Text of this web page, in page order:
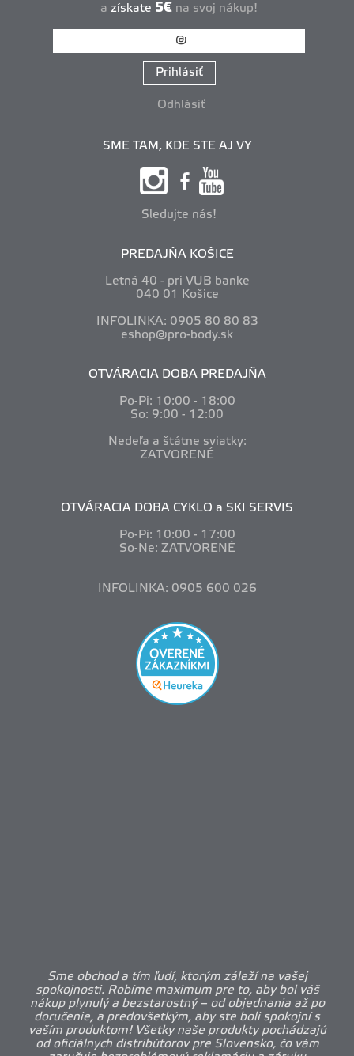
a získate 5€ na svoj nákup!
Prihlásiť
Odhlásiť
SME TAM, KDE STE AJ VY
Sledujte nás!
PREDAJŇA KOŠICE
Letná 40 - pri VUB banke
040 01 Košice
INFOLINKA: 0905 80 80 83
eshop@pro-body.sk
OTVÁRACIA DOBA PREDAJŇA
Po-Pi: 10:00 - 18:00
So: 9:00 - 12:00
Nedeľa a štátne sviatky:
ZATVORENÉ
OTVÁRACIA DOBA CYKLO a SKI SERVIS
Po-Pi: 10:00 - 17:00
So-Ne: ZATVORENÉ
INFOLINKA: 0905 600 026
Sme obchod a tím ľudí, ktorým záleží na vašej
spokojnosti. Robíme maximum pre to, aby bol váš
nákup plynulý a bezstarostný – od objednania až po
doručenie, a predovšetkým, aby ste boli spokojní s
vaším produktom! Všetky naše produkty pochádzajú
od oficiálnych distribútorov pre Slovensko, čo vám